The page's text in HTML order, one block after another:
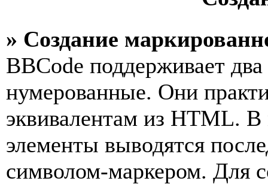
» Создание
BBCode поддерживает
нумерованные. Они
эквивалентам из HTML. В
элементы выводятся
символом-маркером. Для